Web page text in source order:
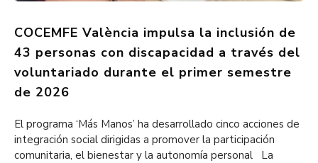
COCEMFE València impulsa la inclusión de
43 personas con discapacidad a través del
voluntariado durante el primer semestre
de 2026
El programa ‘Más Manos’ ha desarrollado cinco acciones de
integración social dirigidas a promover la participación
comunitaria, el bienestar y la autonomía personal La